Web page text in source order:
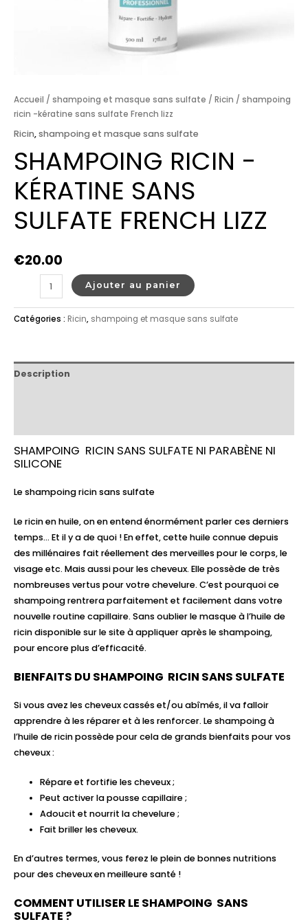
Accueil / shampoing et masque sans sulfate / Ricin / shampoing
ricin -kératine sans sulfate French lizz
Ricin,shampoing et masque sans sulfate
SHAMPOING RICIN -
KÉRATINE SANS
SULFATE FRENCH LIZZ
€20.00
Ajouter au panier
Catégories : Ricin, shampoing et masque sans sulfate
Description
SHAMPOING RICIN SANS SULFATE NI PARABÈNE NI
SILICONE
Le shampoing ricin sans sulfate
Le ricin en huile, on en entend énormément parler ces derniers
temps… Et il y a de quoi ! En effet, cette huile connue depuis
des millénaires fait réellement des merveilles pour le corps, le
visage etc. Mais aussi pour les cheveux. Elle possède de très
nombreuses vertus pour votre chevelure. C’est pourquoi ce
shampoing rentrera parfaitement et facilement dans votre
nouvelle routine capillaire. Sans oublier le masque à l’huile de
ricin disponible sur le site à appliquer après le shampoing,
pour encore plus d’efficacité.
BIENFAITS DU SHAMPOING RICIN SANS SULFATE
Si vous avez les cheveux cassés et/ou abîmés, il va falloir
apprendre à les réparer et à les renforcer. Le shampoing à
l’huile de ricin possède pour cela de grands bienfaits pour vos
cheveux :
Répare et fortifie les cheveux ;
Peut activer la pousse capillaire ;
Adoucit et nourrit la chevelure ;
Fait briller les cheveux.
En d’autres termes, vous ferez le plein de bonnes nutritions
pour des cheveux en meilleure santé !
COMMENT UTILISER LE SHAMPOING SANS
SULFATE ?